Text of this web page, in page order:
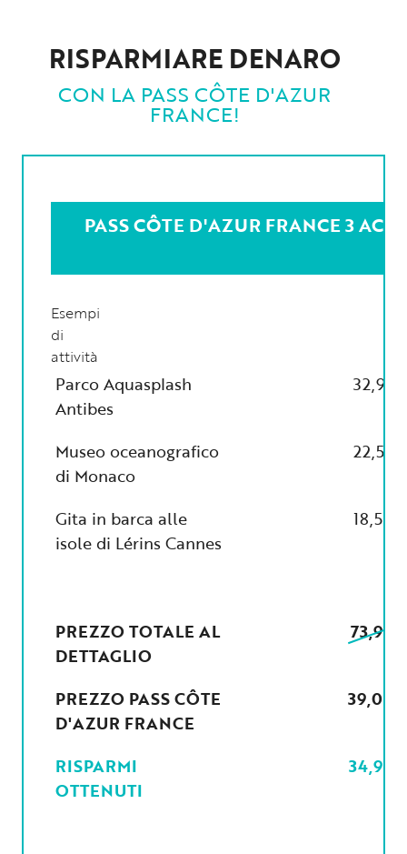
RISPARMIARE DENARO
CON LA PASS CÔTE D'AZUR
FRANCE!
PASS CÔTE D'AZUR FRANCE 3
Esempi
di
attività
Parco Aquasplash
Antibes
Museo oceanografico
di Monaco
Gita in barca alle
isole di Lérins Cannes
18,50€
PREZZO TOTALE AL
DETTAGLIO
73,90€
PREZZO PASS CÔTE
D'AZUR FRANCE
39,00€
RISPARMI
OTTENUTI
34,90€